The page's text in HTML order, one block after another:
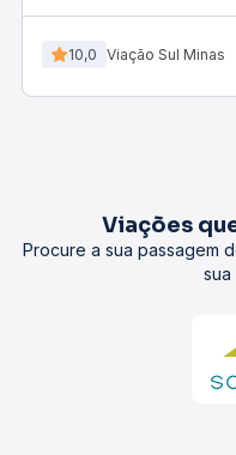
10,0 Viação Sul Minas
Viações
Procure a sua passagem